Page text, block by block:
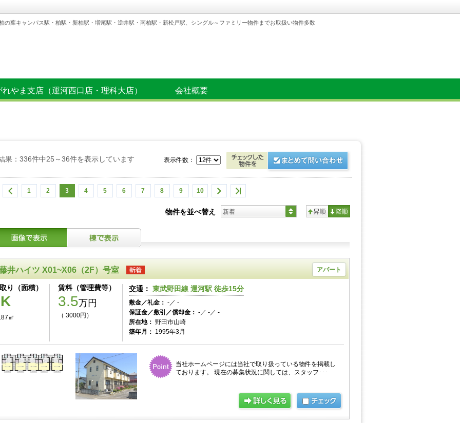
の葉キャンパス駅・柏駅・新柏駅・増尾駅・逆井駅・南柏駅・新松戸駅、シングル～ファミリー物件までお取扱い物件多数
れやま支店（運河西口店・理科大店） 会社概要
果：336件中25～36件を表示しています
1 2 3 4 5 6 7 8 9 10
表示件数：
物件を並べ替え 新着
井ハイツ X01~X06（2F）号室 アパート
り（面積）
㎡
賃料（管理費等）
3.5万円
（ 3000円）
交通： 東武野田線 運河駅 徒歩15分
敷金／礼金： -／ -
保証金／敷引／償却金： -／ -／ -
所在地： 野田市山崎
築年月： 1995年3月
当社ホームページには当社で取り扱っている物件を掲載し
ております。 現在の募集状況に関しては、スタッフ･･･